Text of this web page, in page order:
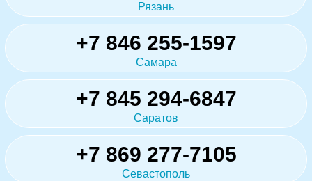
Рязань
+7 846 255-1597
Самара
+7 845 294-6847
Саратов
+7 869 277-7105
Севастополь